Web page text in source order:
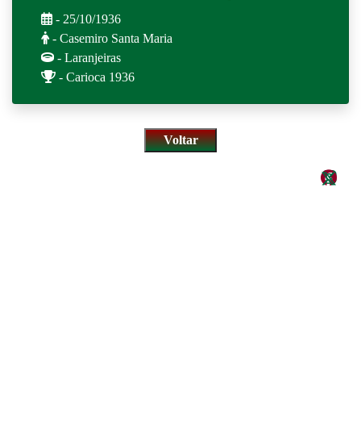
- 25/10/1936
- Casemiro Santa Maria
- Laranjeiras
- Carioca 1936